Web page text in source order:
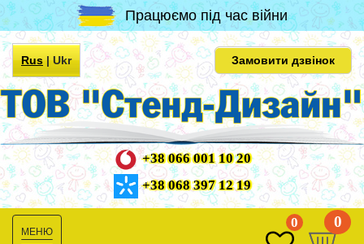
Працюємо під час війни
Rus|Ukr Замовити дзвінок
+38 066 001 10 20
+38 068 397 12 19
0 0